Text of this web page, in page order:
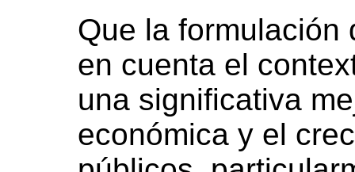
Que la formulación
en cuenta el
una significativa
económica y el